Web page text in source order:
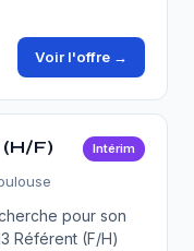
Voir l'offre →
F) Intérim
pour son
Référent (F/H)